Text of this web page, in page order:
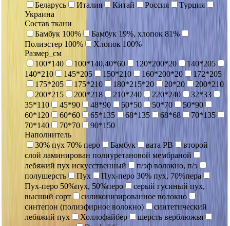
Беларусь
Италия Китай Россия
Турция
Украина
Состав ткани
Бамбук 100%
Бамбук 19%, хлопок 81%
Полиэстер 100%
Хлопок 100%
Размер_см
100*140
100*140,40*60 120*200*20
140*205
140*210
145*205 150*210 160*200*20
172*205
175*205
175*210 180*215*20 20*20
200*210
200*215
200*218 210*240 220*240
32*33
35*110
45*90 48*90 50*50 50*70
50*90
60*120
60*60 65*135 68*135 68*68
70*135
70*140
70*70
90*150
Наполнитель
30% пух 70% перо
Бамбук вата РВ
второй
слой ламинирован полиуретановой мембраной
лебяжий пух искусственный
п/эф волокно, п/э
полушерсть
Пух
Пух-перо 30% пух, 70%пера
Пух-перо 50%пух, 50%перо
серый гусиный пух,
высший сорт
силиконизированное волокно
синтепон (полиэфирное волокно)
синтетический
лебяжий пух
Холлофайбер
шерсть верблюжья